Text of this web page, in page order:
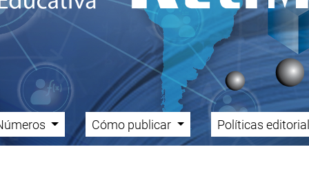
Cómo publicar Políticas